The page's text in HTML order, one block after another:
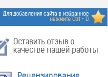
Для добавления сайта в избранное
нажмите Ctrl + D
Оставить отзыв о
качестве нашей работы